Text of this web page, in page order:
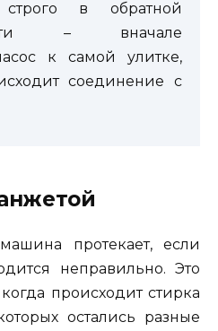
в обратной
– вначале
к самой улитке,
соединение с
протекает, если
неправильно. Это
когда происходит стирка
остались разные